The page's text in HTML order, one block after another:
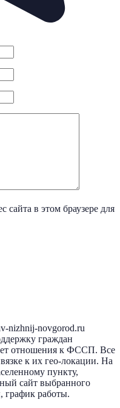
сайта в этом браузере для
nizhnij-novgorod.ru
граждан
отношения к ФССП. Все
к их гео-локации. На
пункту,
сайт выбранного
график работы.